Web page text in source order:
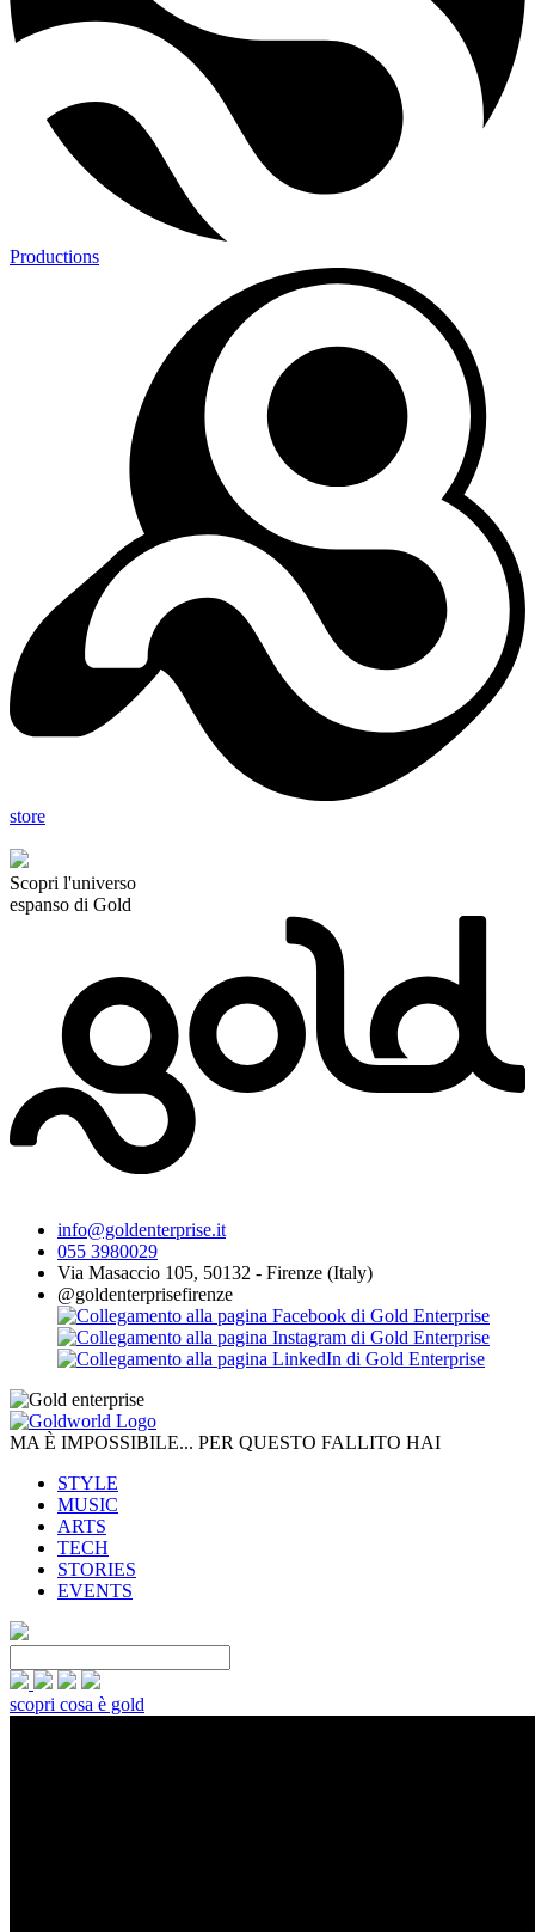
Productions
store
Scopri l'universo
espanso di Gold
info@goldenterprise.it
055 3980029
Via Masaccio 105, 50132 - Firenze (Italy)
@goldenterprisefirenze
MA È IMPOSSIBILE... PER QUESTO FALLITO HAI
STYLE
MUSIC
ARTS
TECH
STORIES
EVENTS
scopri cosa è gold